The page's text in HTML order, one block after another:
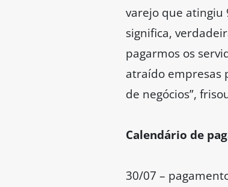
varejo que atingiu
significa,
pagarmos os
atraído empresas
de negócios”,
Calendário de
30/07 –